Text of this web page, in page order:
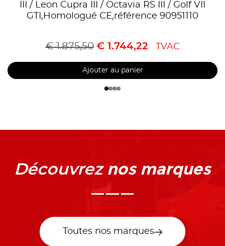
III / Leon Cupra III / Octavia RS III / Golf VII
GTI,Homologué CE,référence 90951110
€1.875,50 €1.744,22 TVAC
Ajouter au panier
Découvrez nos marques
Toutes nos marques